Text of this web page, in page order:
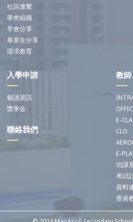
社區連繫
學會組織
早會分享
畢業生分享
環境教育
入學申請
報讀資訊
獎學金
聯絡我們
教
E-
CLO
E-
功課
考試
資料
香港